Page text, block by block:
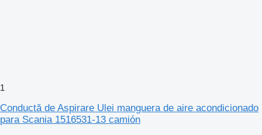
1
Conductă de Aspirare Ulei manguera de aire acondicionado
para Scania 1516531-13 camión